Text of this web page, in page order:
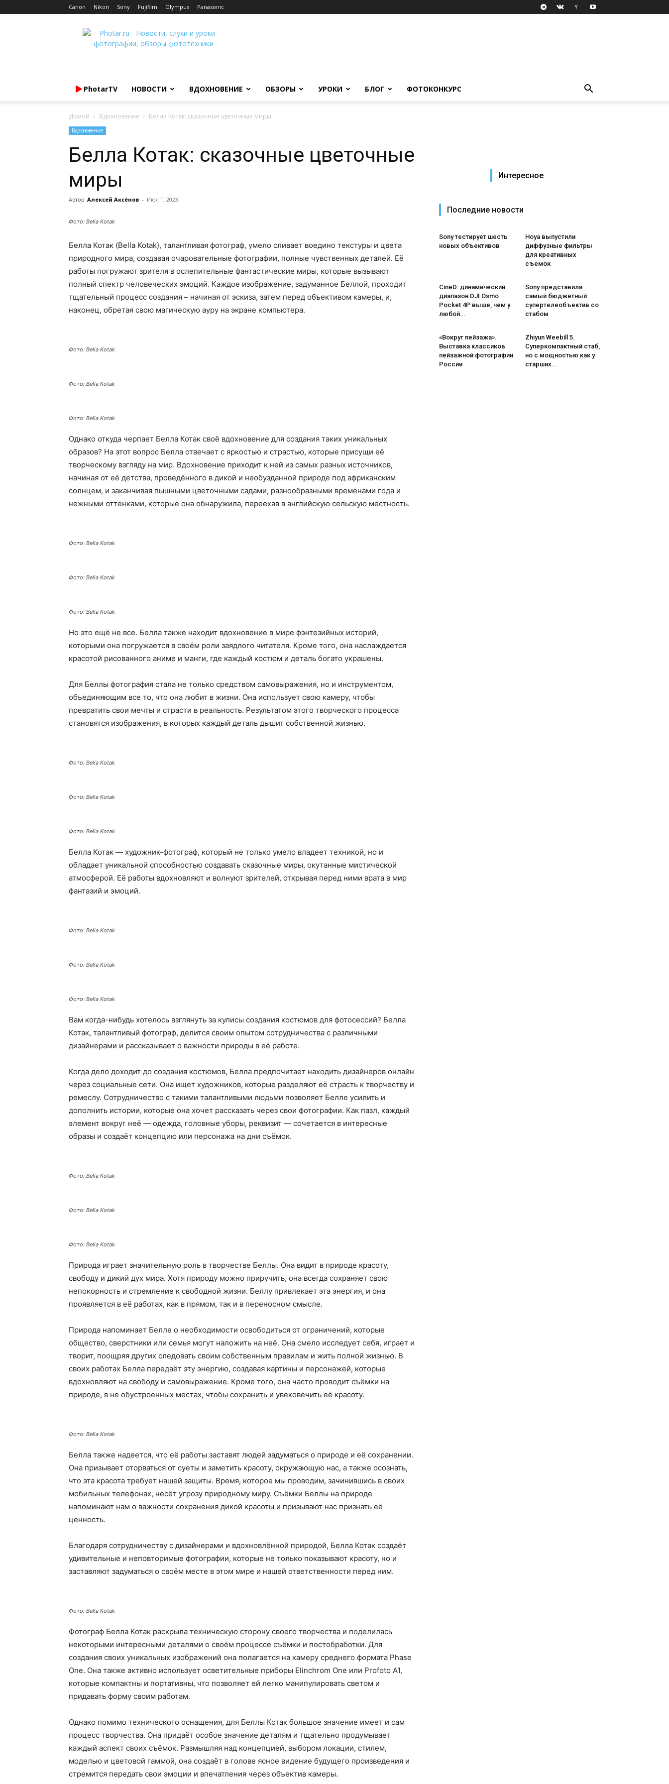
Canon Nikon Sony Fujifilm Olympus Panasonic
Photar.ru
PhotarTV НОВОСТИ ВДОХНОВЕНИЕ ОБЗОРЫ УРОКИ БЛОГ ФОТОКОНКУРС
Домой Вдохновение Белла Котак: сказочные цветочные миры
Вдохновение
Белла Котак: сказочные цветочные
миры
Автор Алексей Аксёнов - Июл 1, 2023
Фото: Bella Kotak
Белла Котак (Bella Kotak), талантливая фотограф, умело сливает воедино текстуры и цвета
природного мира, создавая очаровательные фотографии, полные чувственных деталей. Её
работы погружают зрителя в ослепительные фантастические миры, которые вызывают
полный спектр человеческих эмоций. Каждое изображение, задуманное Беллой, проходит
тщательный процесс создания – начиная от эскиза, затем перед объективом камеры, и,
наконец, обретая свою магическую ауру на экране компьютера.
Фото: Bella Kotak
Фото: Bella Kotak
Фото: Bella Kotak
Однако откуда черпает Белла Котак своё вдохновение для создания таких уникальных
образов? На этот вопрос Белла отвечает с яркостью и страстью, которые присущи её
творческому взгляду на мир. Вдохновение приходит к ней из самых разных источников,
начиная от её детства, проведённого в дикой и необузданной природе под африканским
солнцем, и заканчивая пышными цветочными садами, разнообразными временами года и
нежными оттенками, которые она обнаружила, переехав в английскую сельскую местность.
Фото: Bella Kotak
Фото: Bella Kotak
Фото: Bella Kotak
Но это ещё не все. Белла также находит вдохновение в мире фэнтезийных историй,
которыми она погружается в своём роли заядлого читателя. Кроме того, она наслаждается
красотой рисованного аниме и манги, где каждый костюм и деталь богато украшены.
Для Беллы фотография стала не только средством самовыражения, но и инструментом,
объединяющим все то, что она любит в жизни. Она использует свою камеру, чтобы
превратить свои мечты и страсти в реальность. Результатом этого творческого процесса
становятся изображения, в которых каждый деталь дышит собственной жизнью.
Фото: Bella Kotak
Фото: Bella Kotak
Фото: Bella Kotak
Белла Котак — художник-фотограф, который не только умело владеет техникой, но и
обладает уникальной способностью создавать сказочные миры, окутанные мистической
атмосферой. Её работы вдохновляют и волнуют зрителей, открывая перед ними врата в мир
фантазий и эмоций.
Фото: Bella Kotak
Фото: Bella Kotak
Фото: Bella Kotak
Вам когда-нибудь хотелось взглянуть за кулисы создания костюмов для фотосессий? Белла
Котак, талантливый фотограф, делится своим опытом сотрудничества с различными
дизайнерами и рассказывает о важности природы в её работе.
Когда дело доходит до создания костюмов, Белла предпочитает находить дизайнеров онлайн
через социальные сети. Она ищет художников, которые разделяют её страсть к творчеству и
ремеслу. Сотрудничество с такими талантливыми людьми позволяет Белле усилить и
дополнить истории, которые она хочет рассказать через свои фотографии. Как пазл, каждый
элемент вокруг неё — одежда, головные уборы, реквизит — сочетается в интересные
образы и создаёт концепцию или персонажа на дни съёмок.
Фото: Bella Kotak
Фото: Bella Kotak
Фото: Bella Kotak
Природа играет значительную роль в творчестве Беллы. Она видит в природе красоту,
свободу и дикий дух мира. Хотя природу можно приручить, она всегда сохраняет свою
непокорность и стремление к свободной жизни. Беллу привлекает эта энергия, и она
проявляется в её работах, как в прямом, так и в переносном смысле.
Природа напоминает Белле о необходимости освободиться от ограничений, которые
общество, сверстники или семья могут наложить на неё. Она смело исследует себя, играет и
творит, поощряя других следовать своим собственным правилам и жить полной жизнью. В
своих работах Белла передаёт эту энергию, создавая картины и персонажей, которые
вдохновляют на свободу и самовыражение. Кроме того, она часто проводит съёмки на
природе, в не обустроенных местах, чтобы сохранить и увековечить её красоту.
Фото: Bella Kotak
Белла также надеется, что её работы заставят людей задуматься о природе и её сохранении.
Она призывает оторваться от суеты и заметить красоту, окружающую нас, а также осознать,
что эта красота требует нашей защиты. Время, которое мы проводим, зачинившись в своих
мобильных телефонах, несёт угрозу природному миру. Съёмки Беллы на природе
напоминают нам о важности сохранения дикой красоты и призывают нас признать её
ценность.
Благодаря сотрудничеству с дизайнерами и вдохновлённой природой, Белла Котак создаёт
удивительные и неповторимые фотографии, которые не только показывают красоту, но и
заставляют задуматься о своём месте в этом мире и нашей ответственности перед ним.
Фото: Bella Kotak
Фотограф Белла Котак раскрыла техническую сторону своего творчества и поделилась
некоторыми интересными деталями о своём процессе съёмки и постобработки. Для
создания своих уникальных изображений она полагается на камеру среднего формата Phase
One. Она также активно использует осветительные приборы Elinchrom One или Profoto A1,
которые компактны и портативны, что позволяет ей легко манипулировать светом и
придавать форму своим работам.
Однако помимо технического оснащения, для Беллы Котак большое значение имеет и сам
процесс творчества. Она придаёт особое значение деталям и тщательно продумывает
каждый аспект своих съёмок. Размышляя над концепцией, выбором локации, стилем,
моделью и цветовой гаммой, она создаёт в голове ясное видение будущего произведения и
стремится передать свои эмоции и впечатления через объектив камеры.
Интересное
Последние новости
Sony тестирует шесть
новых объективов
Hoya выпустили
диффузные фильтры
для креативных
съемок
CineD: динамический
диапазон DJI Osmo
Pocket 4P выше, чем у
любой...
Sony представили
самый бюджетный
супертелеобъектив со
стабом
«Вокруг пейзажа».
Выставка классиков
пейзажной фотографии
России
Zhiyun Weebill 5.
Cуперкомпактный стаб,
но с мощностью как у
старших...